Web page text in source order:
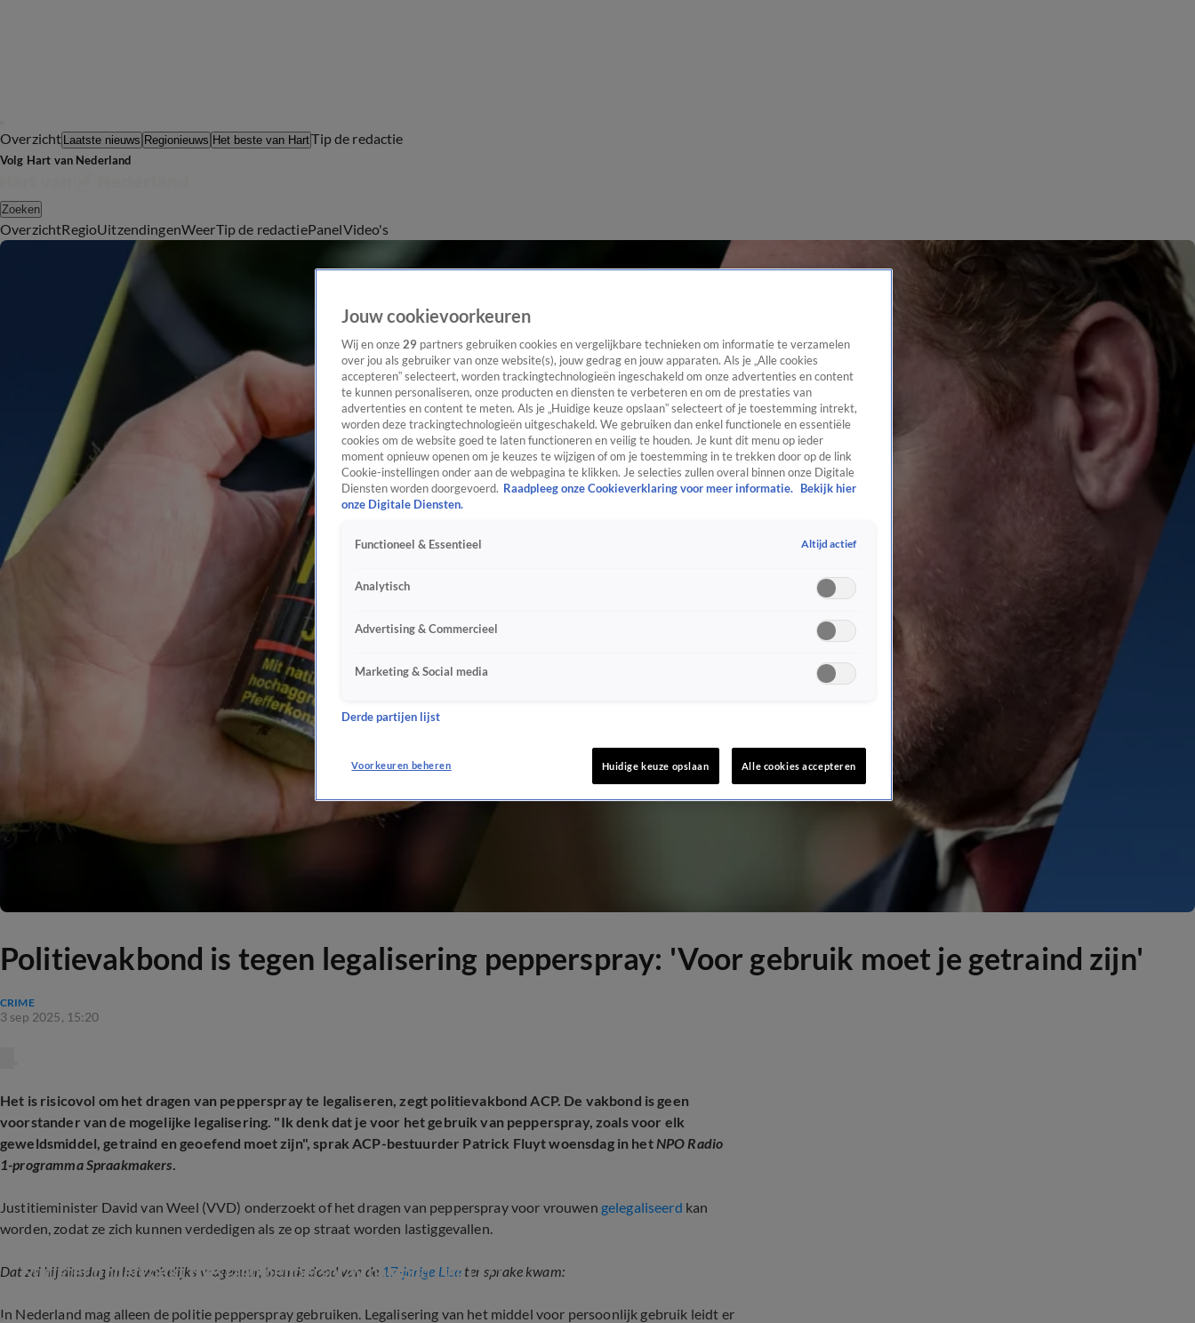
Overzicht Laatste nieuws Regionieuws Het beste van HartTip de redactie
Volg Hart van Nederland
Zoeken
OverzichtRegioUitzendingenWeerTip de redactiePanelVideo's
Politievakbond is tegen legalisering pepperspray: 'Voor gebruik moet je getraind zijn'
CRIME
3 sep 2025, 15:20
Het is risicovol om het dragen van pepperspray te legaliseren, zegt politievakbond ACP. De vakbond is geen
voorstander van de mogelijke legalisering. "Ik denk dat je voor het gebruik van pepperspray, zoals voor elk
geweldsmiddel, getraind en geoefend moet zijn", sprak ACP-bestuurder Patrick Fluyt woensdag in hetNPO Radio
1-programma Spraakmakers.
Justitieminister David van Weel (VVD) onderzoekt of het dragen van pepperspray voor vrouwen gelegaliseerd kan
worden, zodat ze zich kunnen verdedigen als ze op straat worden lastiggevallen.
Dat zei hij dinsdag in het wekelijks vragenuur, toen de dood van de 17-jarige Lisa ter sprake kwam:
Minister onderzoekt toestaan pepperspray na dood Lisa (17)
In Nederland mag alleen de politie pepperspray gebruiken. Legalisering van het middel voor persoonlijk gebruik leidt er
Jouw cookievoorkeuren
Wij en onze 29 partners gebruiken cookies en vergelijkbare technieken om informatie te verzamelen
over jou als gebruiker van onze website(s), jouw gedrag en jouw apparaten. Als je „Alle cookies
accepteren” selecteert, worden trackingtechnologieën ingeschakeld om onze advertenties en content
te kunnen personaliseren, onze producten en diensten te verbeteren en om de prestaties van
advertenties en content te meten. Als je „Huidige keuze opslaan” selecteert of je toestemming intrekt,
worden deze trackingtechnologieën uitgeschakeld. We gebruiken dan enkel functionele en essentiële
cookies om de website goed te laten functioneren en veilig te houden. Je kunt dit menu op ieder
moment opnieuw openen om je keuzes te wijzigen of om je toestemming in te trekken door op de link
Cookie-instellingen onder aan de webpagina te klikken. Je selecties zullen overal binnen onze Digitale
Diensten worden doorgevoerd. Raadpleeg onze Cookieverklaring voor meer informatie.
Bekijk hier
onze Digitale Diensten.
Functioneel & Essentieel Altijd actief
Analytisch
Advertising & Commercieel
Marketing & Social media
Derde partijen lijst
Voorkeuren beheren Huidige keuze opslaan Alle cookies accepteren